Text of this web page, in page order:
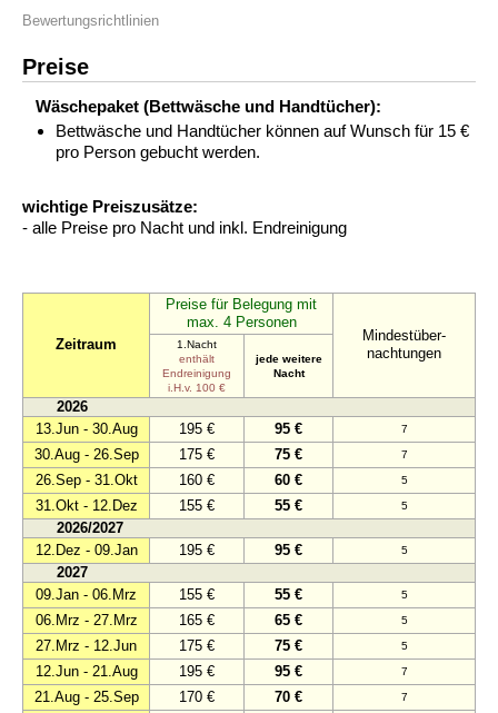
Bewertungsrichtlinien
Preise
Wäschepaket (Bettwäsche und Handtücher):
Bettwäsche und Handtücher können auf Wunsch für 15 €
pro Person gebucht werden.
wichtige Preiszusätze:
- alle Preise pro Nacht und inkl. Endreinigung
Zeitraum
Preise für Belegung mit
max. 4 Personen
Mindestüber-
nachtungen
1.Nacht
enthält
Endreinigung
i.H.v. 100 €
jede weitere
Nacht
2026
13.Jun - 30.Aug
195 € 95 € 7
30.Aug - 26.Sep 175 € 75 € 7
26.Sep - 31.Okt 160 € 60 € 5
31.Okt - 12.Dez 155 € 55 € 5
2026/2027
12.Dez - 09.Jan
195 € 95 € 5
2027
09.Jan - 06.Mrz
155 € 55 € 5
06.Mrz - 27.Mrz 165 € 65 € 5
27.Mrz - 12.Jun 175 € 75 € 5
12.Jun - 21.Aug 195 € 95 € 7
21.Aug - 25.Sep 170 € 70 € 7